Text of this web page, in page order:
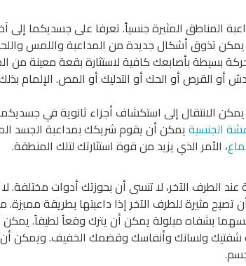
المثيرة جنسياً. تعرفا على جسديكما إلى
يمكن تذوق أشكال جديدة من المداعبة واللمس
بسيطة بأصابعك كافية لاستثارة بقعة معينة من
أو القرص أو الحك أو التدليك أو المص. الإلمام
الانتقال إلى استكشاف أجزاء ثانوية في
الجنسيةيمكن أن يقوم شريكك بمداعبة الجسد
، الأمر الذي يزيد من قوة استثارتك لتلك المنطقة.
عند الطرف الآخر، لا تنسى أن بحوزتك أدوات مختلفة.
مثيرة للطرف الآخر إذا داعبتها بطريقة مميزة.
بشفاه مبلولة يمكن أن يترك وقعاً لطيفاً.
شفتيك ولسانك وأنفاسك وقضمك الخفيف. ويمكن